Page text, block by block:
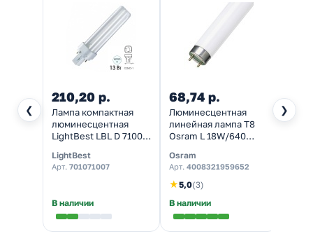
❮ ❯
210,20 р.
Лампа компактная
люминесцентная
LightBest LBL D 71007
(аналог PL-C/Dulux D
13W/840)
LightBest
Арт. 701071007
В наличии
68,74 р.
Люминесцентная
линейная лампа T8
Osram L 18W/640
Osram
Арт. 4008321959652
★5,0(3)
В наличии